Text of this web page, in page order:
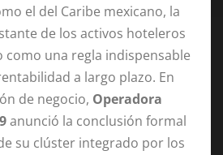
el del Caribe mexicano, la
de los activos hoteleros
como una regla indispensable
a largo plazo. En
de negocio, Operadora
anunció la conclusión formal
su clúster integrado por los